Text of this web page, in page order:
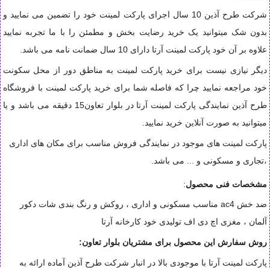
شرکت طرح آذین 10 سال اجرای پارکت لمینت خود را تضمین می نمایید و
بدون شک میتوانید یک خرید رضایت بخش و مطمئن را با ما تجربه نمایید
علاوه بر آن خود پارکت لمینت آرتا دارای 10 سال ضمانت نامه می باشد.
دیگر نیازی نیست برای خرید پارکت لمینت به مناطق دور از محل سکونت
خود مراجعه نمایید چرا که فاصله شما برای خرید پارکت لمینت با فروشگاه
طرح آذین نمایندگی پارکت لمینت آرتا در بلوار تعاون15 دقیقه می باشد و یا
میتوانید به صورت آنلاین خرید نمایید.
پارکت لمینت های موجود در نمایندگی فروش مناسب برای مکان های اداری
،تجاری و مسکونی و ... می باشد.
مشخصات فنی محصول:
ضد خش ac4 مناسب مسکونی و اداری ، روکش و رنگ بندی شات دکور
آلمان ، مغزی اچ دی اف تولیدی خود کارخانه آرتا
روش سفارش این محصول برای مشتریان بلوار تعاون:
پارکت لمینت آرتا با موجودی بالا در انبار شرکت طرح آذین آماده ارائه به